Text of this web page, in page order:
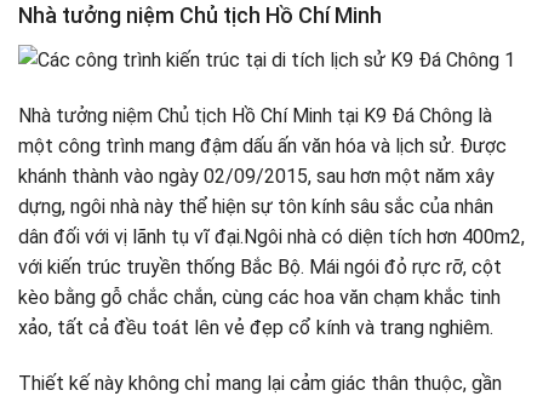
Nhà tưởng niệm Chủ tịch Hồ Chí Minh
Nhà tưởng niệm Chủ tịch Hồ Chí Minh tại K9 Đá Chông là
một công trình mang đậm dấu ấn văn hóa và lịch sử. Được
khánh thành vào ngày 02/09/2015, sau hơn một năm xây
dựng, ngôi nhà này thể hiện sự tôn kính sâu sắc của nhân
dân đối với vị lãnh tụ vĩ đại.Ngôi nhà có diện tích hơn 400m2,
với kiến trúc truyền thống Bắc Bộ. Mái ngói đỏ rực rỡ, cột
kèo bằng gỗ chắc chắn, cùng các hoa văn chạm khắc tinh
xảo, tất cả đều toát lên vẻ đẹp cổ kính và trang nghiêm.
Thiết kế này không chỉ mang lại cảm giác thân thuộc, gần